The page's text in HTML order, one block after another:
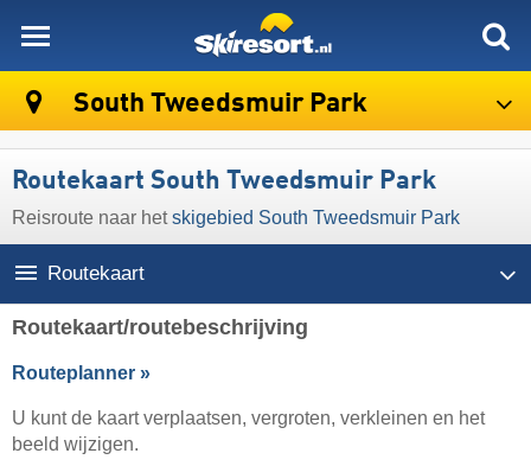
South Tweedsmuir Park
Routekaart South Tweedsmuir Park
Reisroute naar hetskigebied South Tweedsmuir Park
Routekaart
Routekaart/routebeschrijving
Routeplanner »
U kunt de kaart verplaatsen, vergroten, verkleinen en het
beeld wijzigen.